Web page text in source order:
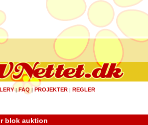
|FAQ | PROJEKTER | REGLER
blok auktion